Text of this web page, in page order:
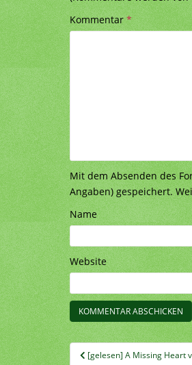
Kommentar*
Mit dem Absenden des
Angaben) gespeichert.
Name
Website
[gelesen] A Missing Heart